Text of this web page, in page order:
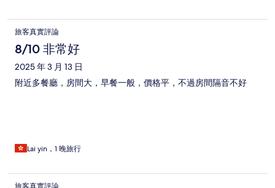
旅客真實評論
8/10 非常好
2025 年 3 月 13 日
附近多餐廳，房間大，早餐一般，價格平，不過房間隔音不好
Lai yin，1 晚旅行
旅客真實評論